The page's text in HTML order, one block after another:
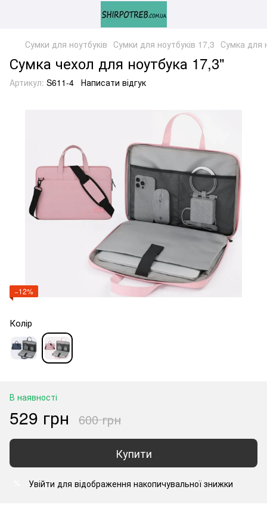
Сумки для ноутбуків Сумки для ноутбуків 17,3 Сумка для
Сумка чехол для ноутбука 17,3"
Артикул: S611-4 Написати відгук
−12%
Колір
В наявності
529 грн 600 грн
Купити
Увійти для відображення накопичувальної знижки